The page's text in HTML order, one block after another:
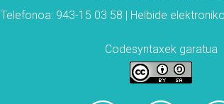
Telefonoa: 943-15 03 58 | Helbide
Codesyntaxek garatua